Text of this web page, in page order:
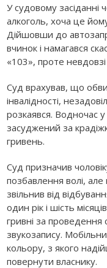
У судовому засіданні
алкоголь, хоча це
Дійшовши до
вчинок і намагався
«103», проте невдовзі
Суд врахував, що
інвалідності,
розкаявся. Водночас
засуджений за
гривень.
Суд призначив
позбавлення волі, але
звільнив від
один рік і шість
гривні за проведення
звукозапису.
кольору, з якого
повернути власнику.